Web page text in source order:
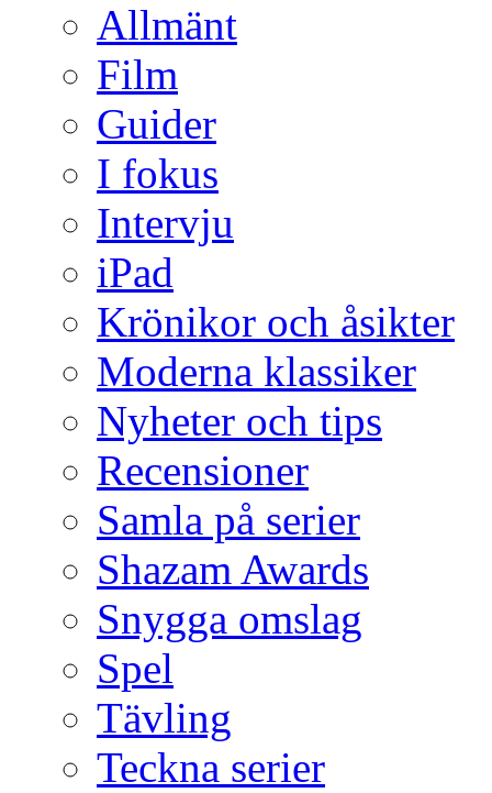
Allmänt
Film
Guider
I fokus
Intervju
iPad
Krönikor och åsikter
Moderna klassiker
Nyheter och tips
Recensioner
Samla på serier
Shazam Awards
Snygga omslag
Spel
Tävling
Teckna serier